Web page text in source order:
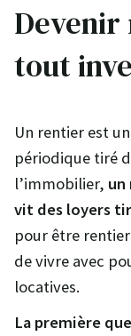
tout
Un rentier est
périodique tiré
l’immobilier, un
vit des loyers
pour être
de vivre avec
locatives.
La première